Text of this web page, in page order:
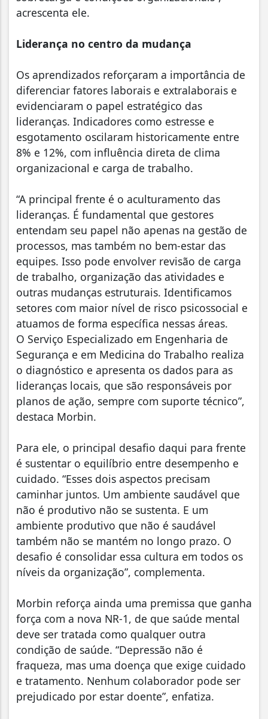
acrescenta ele.
Liderança no centro da mudança
Os aprendizados reforçaram a importância de
diferenciar fatores laborais e extralaborais e
evidenciaram o papel estratégico das
lideranças. Indicadores como estresse e
esgotamento oscilaram historicamente entre
8% e 12%, com influência direta de clima
organizacional e carga de trabalho.
“A principal frente é o aculturamento das
lideranças. É fundamental que gestores
entendam seu papel não apenas na gestão de
processos, mas também no bem-estar das
equipes. Isso pode envolver revisão de carga
de trabalho, organização das atividades e
outras mudanças estruturais. Identificamos
setores com maior nível de risco psicossocial e
atuamos de forma específica nessas áreas.
O Serviço Especializado em Engenharia de
Segurança e em Medicina do Trabalho realiza
o diagnóstico e apresenta os dados para as
lideranças locais, que são responsáveis por
planos de ação, sempre com suporte técnico”,
destaca Morbin.
Para ele, o principal desafio daqui para frente
é sustentar o equilíbrio entre desempenho e
cuidado. “Esses dois aspectos precisam
caminhar juntos. Um ambiente saudável que
não é produtivo não se sustenta. E um
ambiente produtivo que não é saudável
também não se mantém no longo prazo. O
desafio é consolidar essa cultura em todos os
níveis da organização”, complementa.
Morbin reforça ainda uma premissa que ganha
força com a nova NR-1, de que saúde mental
deve ser tratada como qualquer outra
condição de saúde. “Depressão não é
fraqueza, mas uma doença que exige cuidado
e tratamento. Nenhum colaborador pode ser
prejudicado por estar doente”, enfatiza.